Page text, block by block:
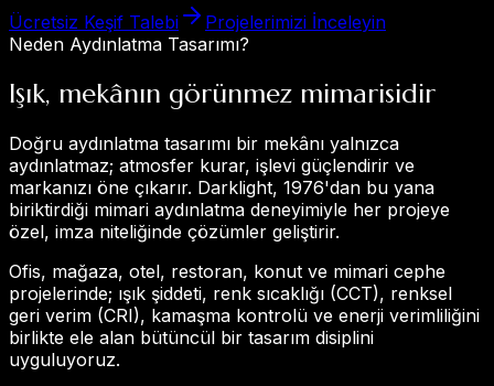
Ücretsiz Keşif Talebi
Projelerimizi İnceleyin
Neden Aydınlatma Tasarımı?
Işık, mekânın görünmez mimarisidir
Doğru aydınlatma tasarımı bir mekânı yalnızca
aydınlatmaz; atmosfer kurar, işlevi güçlendirir ve
markanızı öne çıkarır. Darklight, 1976'dan bu yana
biriktirdiği mimari aydınlatma deneyimiyle her projeye
özel, imza niteliğinde çözümler geliştirir.
Ofis, mağaza, otel, restoran, konut ve mimari cephe
projelerinde; ışık şiddeti, renk sıcaklığı (CCT), renksel
geri verim (CRI), kamaşma kontrolü ve enerji verimliliğini
birlikte ele alan bütüncül bir tasarım disiplini
uyguluyoruz.